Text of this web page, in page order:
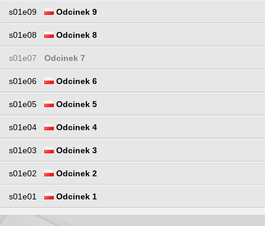
s01e09 Odcinek 9
s01e08 Odcinek 8
s01e07 Odcinek 7
s01e06 Odcinek 6
s01e05 Odcinek 5
s01e04 Odcinek 4
s01e03 Odcinek 3
s01e02 Odcinek 2
s01e01 Odcinek 1